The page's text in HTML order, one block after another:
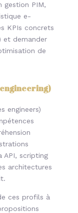
gestion PIM,
e-
KPIs concrets
et demander
de
engineering)
engineers)
API, scripting
architectures
ces profils à